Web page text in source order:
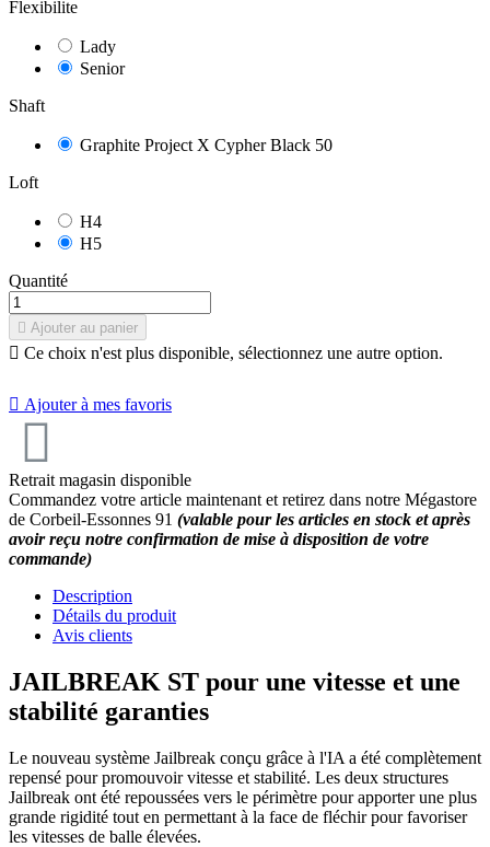
Flexibilite
Lady
Senior
Shaft
Graphite Project X Cypher Black 50
Loft
H4
H5
Quantité
 Ajouter au panier
 Ce choix n'est plus disponible, sélectionnez une autre option.
 Ajouter à mes favoris
Retrait magasin disponible
Commandez votre article maintenant et retirez dans notre Mégastore
de Corbeil-Essonnes 91 (valable pour les articles en stock et après
avoir reçu notre confirmation de mise à disposition de votre
commande)
Description
Détails du produit
Avis clients
JAILBREAK ST pour une vitesse et une
stabilité garanties
Le nouveau système Jailbreak conçu grâce à l'IA a été complètement
repensé pour promouvoir vitesse et stabilité. Les deux structures
Jailbreak ont été repoussées vers le périmètre pour apporter une plus
grande rigidité tout en permettant à la face de fléchir pour favoriser
les vitesses de balle élevées.